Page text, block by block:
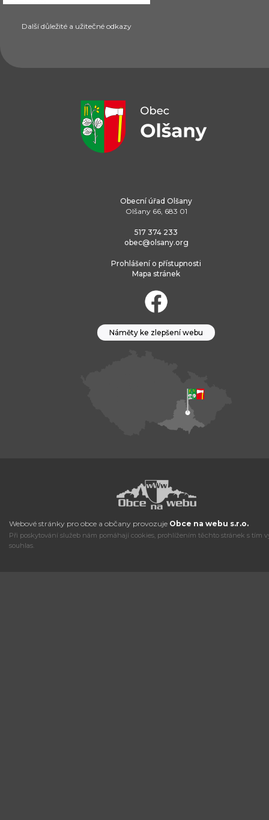
Další důležité a užitečné odkazy
Obecní úřad Olšany
Olšany 66, 683 01
517 374 233
obec@olsany.org
Prohlášení o přístupnosti
Mapa stránek
Náměty ke zlepšení webu
Webové stránky pro obce a občany provozuje Obce na webu s.r.o.
Při poskytování služeb nám pomáhají cookies, prohlížením těchto stránek s tím
souhlas.